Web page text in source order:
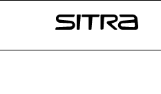
sisältöön
Sitra